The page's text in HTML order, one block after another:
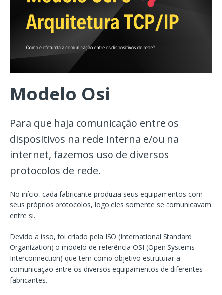
Modelo Osi
Para que haja comunicação entre os
dispositivos na rede interna e/ou na
internet, fazemos uso de diversos
protocolos de rede.
No início, cada fabricante produzia seus equipamentos com
seus próprios protocolos, logo eles somente se comunicavam
entre si.
Devido a isso, foi criado pela ISO (International Standard
Organization) o modelo de referência OSI (Open Systems
Interconnection) que tem como objetivo estruturar a
comunicação entre os diversos equipamentos de diferentes
fabricantes.